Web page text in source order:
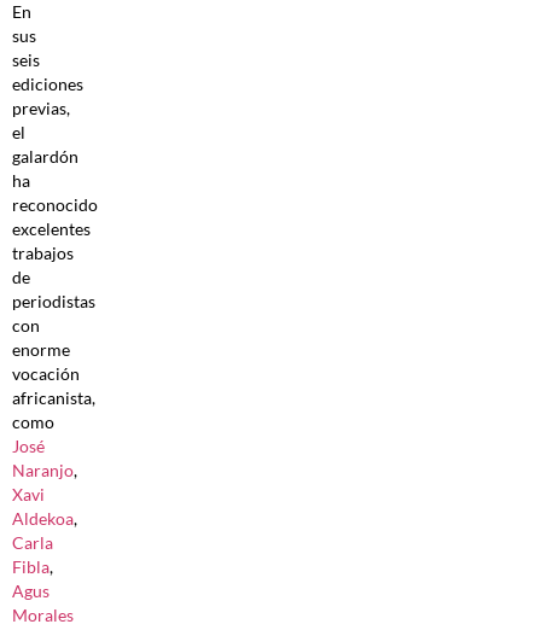
En
sus
seis
ediciones
previas,
el
galardón
ha
reconocido
excelentes
trabajos
de
periodistas
con
enorme
vocación
africanista,
como
José
Naranjo,
Xavi
Aldekoa,
Carla
Fibla,
Agus
Morales